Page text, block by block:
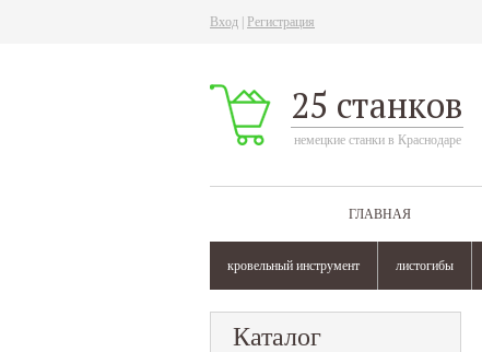
Вход Регистрация
25 станков
немецкие станки в Краснодаре
ГЛАВНАЯ
кровельный инструмент листогибы
Каталог